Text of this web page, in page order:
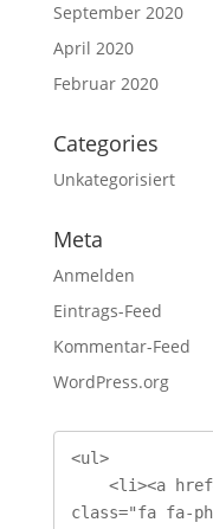
September 2020
April 2020
Februar 2020
Categories
Unkategorisiert
Meta
Anmelden
Eintrags-Feed
Kommentar-Feed
WordPress.org
<ul>
class="fa fa-